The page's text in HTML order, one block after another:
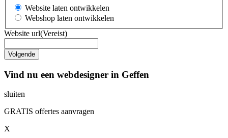
Website laten ontwikkelen
Webshop laten ontwikkelen
Website url(Vereist)
Vind nu een webdesigner in Geffen
sluiten
GRATIS offertes aanvragen
X